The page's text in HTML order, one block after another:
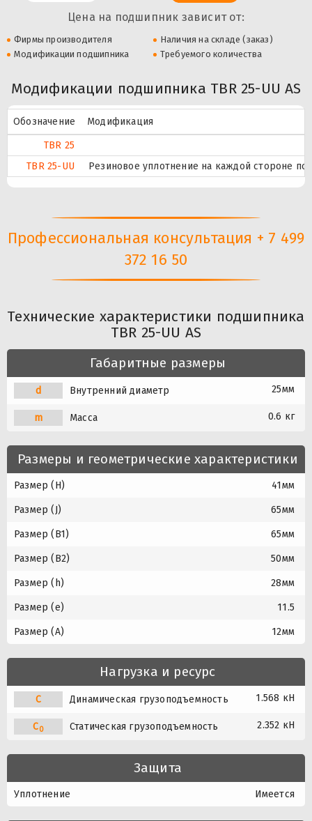
Цена на подшипник зависит от:
Фирмы производителя
Наличия на складе (заказ)
Модификации подшипника
Требуемого количества
Модификации подшипника TBR 25-UU AS
Обозначение
Модификация
TBR 25
TBR 25-UU
Резиновое уплотнение на каждой стороне
Профессиональная консультация + 7 499
372 16 50
Технические характеристики подшипника
TBR 25-UU AS
Габаритные размеры
d Внутренний диаметр 25мм
m Масса 0.6 кг
Размеры и геометрические характеристики
Размер (H) 41мм
Размер (J) 65мм
Размер (B1) 65мм
Размер (B2) 50мм
Размер (h) 28мм
Размер (e) 11.5
Размер (A) 12мм
Нагрузка и ресурс
C Динамическая грузоподъемность 1.568 кН
C0 Статическая грузоподъемность 2.352 кН
Защита
Уплотнение Имеется